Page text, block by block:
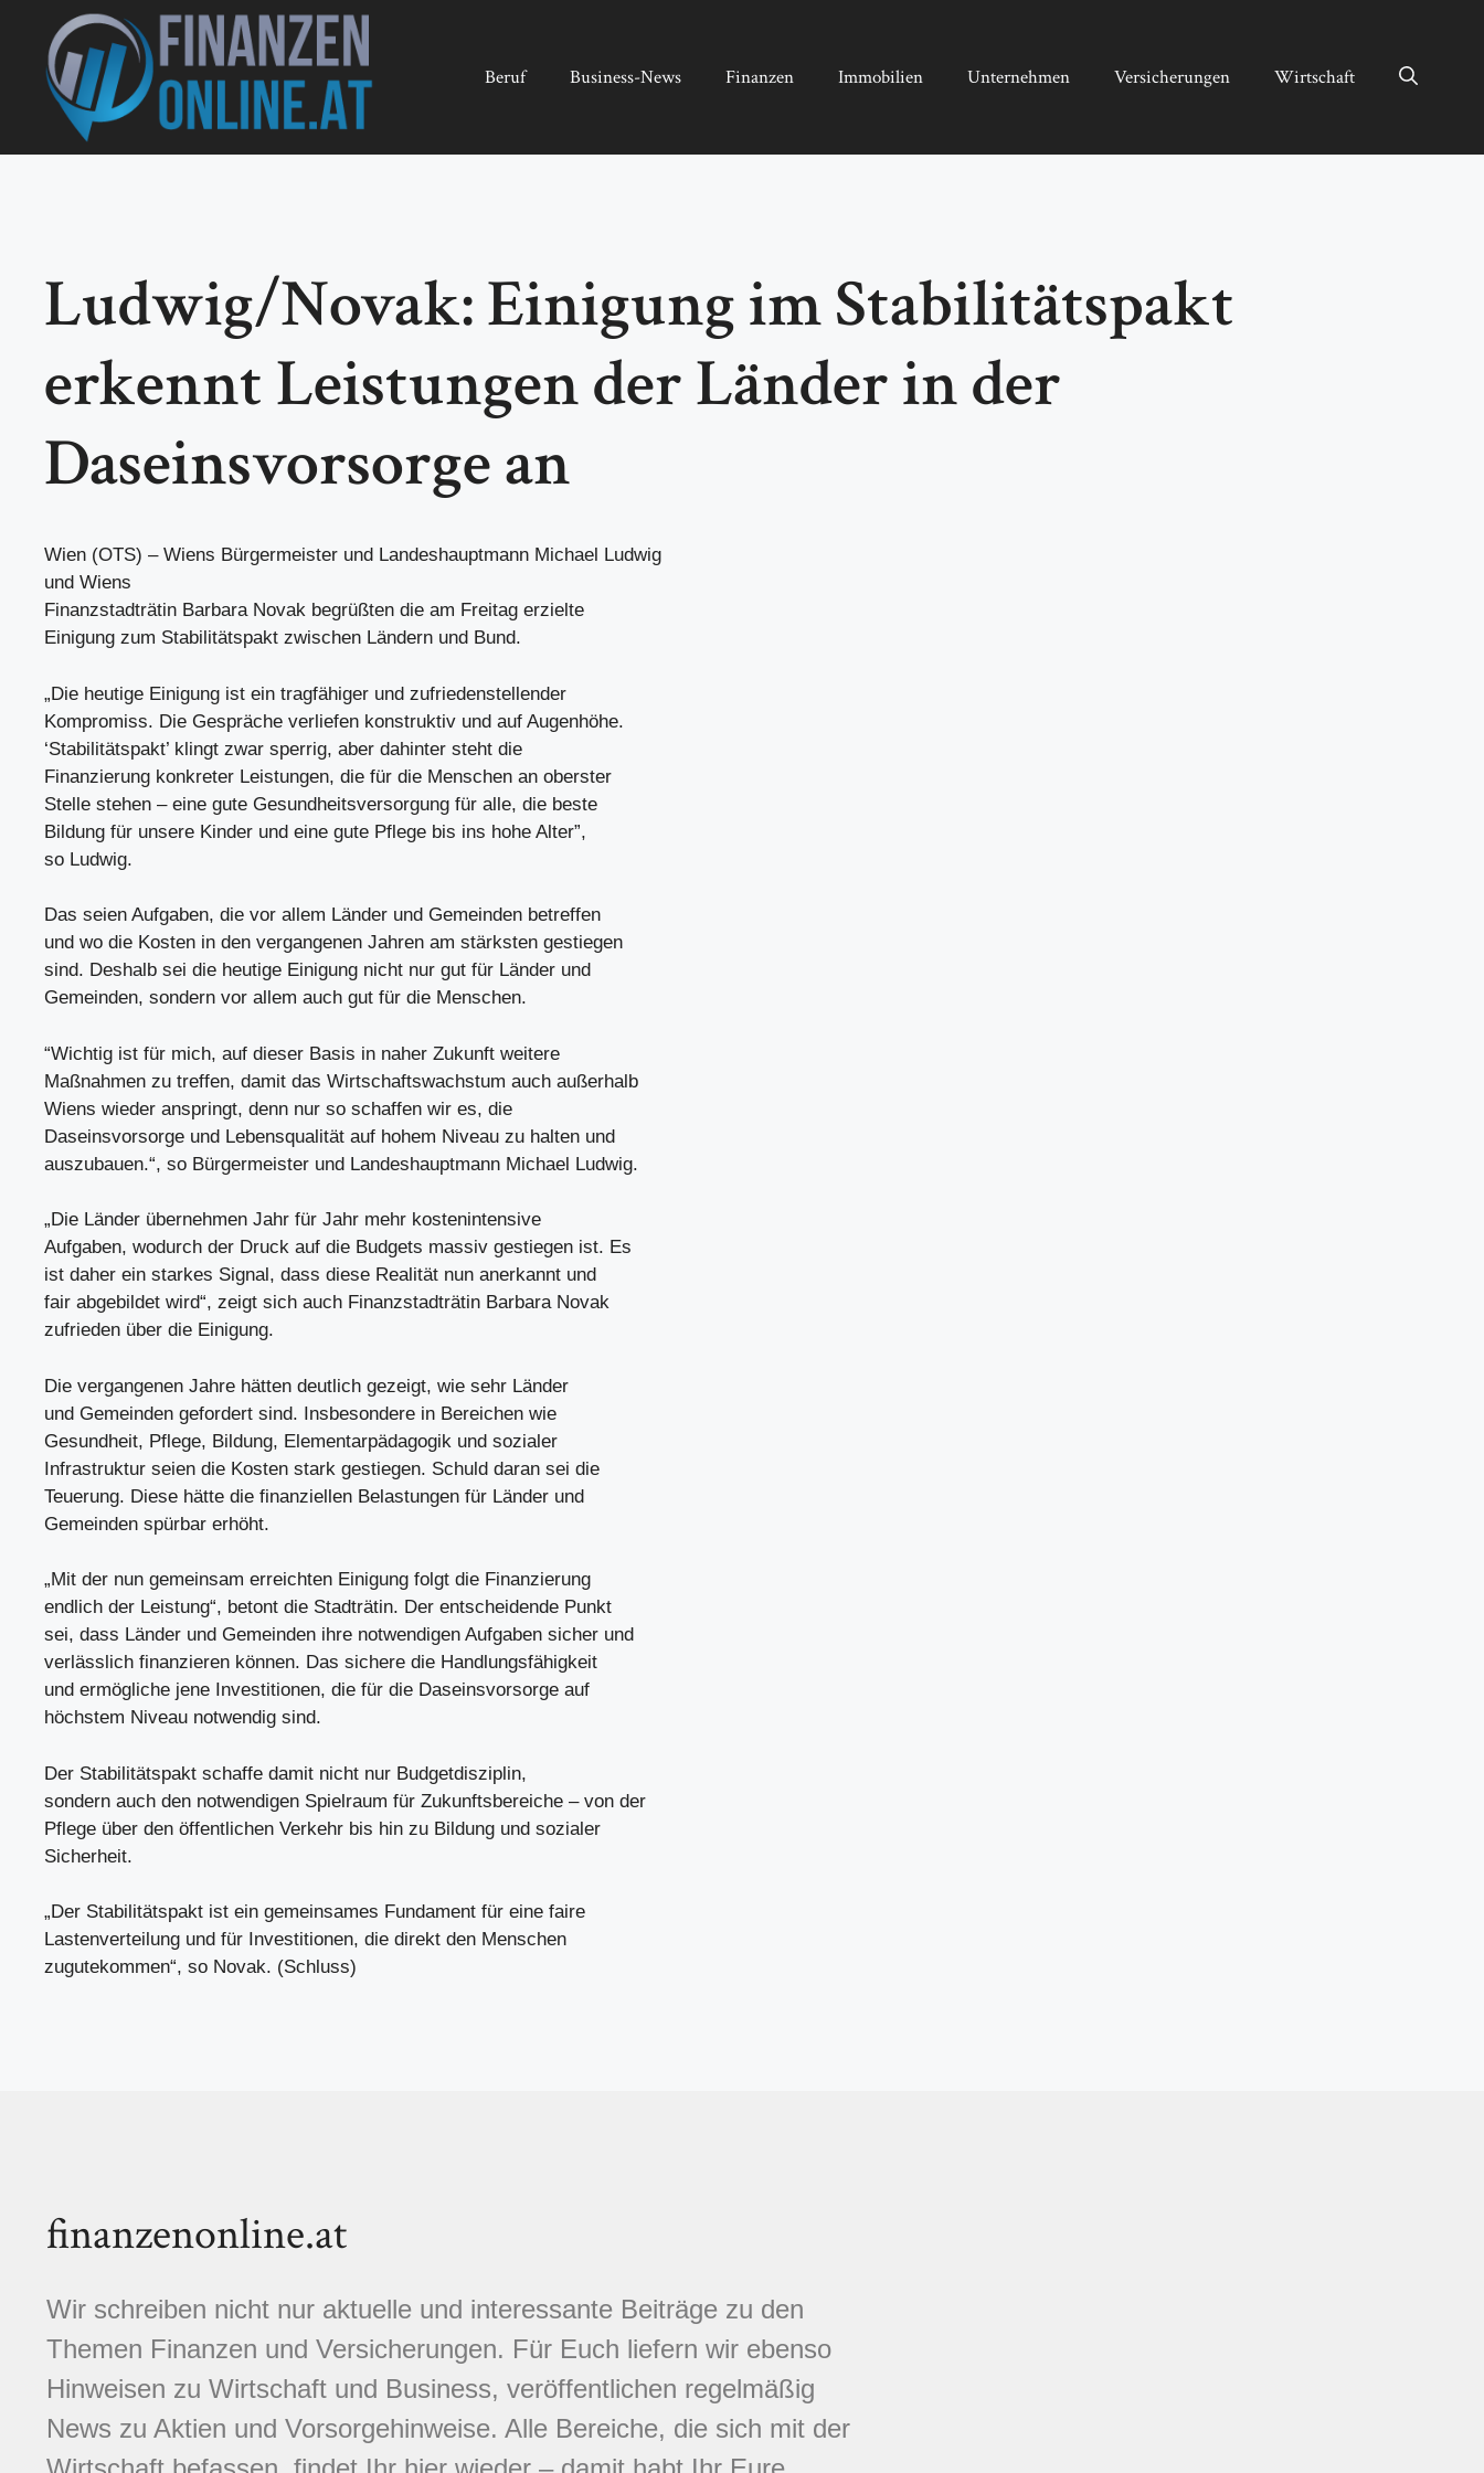
springen
Beruf Business-News Finanzen Immobilien Unternehmen Versicherungen Wirtschaft
Ludwig/Novak: Einigung im Stabilitätspakt
erkennt Leistungen der Länder in der
Daseinsvorsorge an
Wien (OTS) – Wiens Bürgermeister und Landeshauptmann Michael Ludwig
und Wiens
Finanzstadträtin Barbara Novak begrüßten die am Freitag erzielte
Einigung zum Stabilitätspakt zwischen Ländern und Bund.
„Die heutige Einigung ist ein tragfähiger und zufriedenstellender
Kompromiss. Die Gespräche verliefen konstruktiv und auf Augenhöhe.
‘Stabilitätspakt’ klingt zwar sperrig, aber dahinter steht die
Finanzierung konkreter Leistungen, die für die Menschen an oberster
Stelle stehen – eine gute Gesundheitsversorgung für alle, die beste
Bildung für unsere Kinder und eine gute Pflege bis ins hohe Alter”,
so Ludwig.
Das seien Aufgaben, die vor allem Länder und Gemeinden betreffen
und wo die Kosten in den vergangenen Jahren am stärksten gestiegen
sind. Deshalb sei die heutige Einigung nicht nur gut für Länder und
Gemeinden, sondern vor allem auch gut für die Menschen.
“Wichtig ist für mich, auf dieser Basis in naher Zukunft weitere
Maßnahmen zu treffen, damit das Wirtschaftswachstum auch außerhalb
Wiens wieder anspringt, denn nur so schaffen wir es, die
Daseinsvorsorge und Lebensqualität auf hohem Niveau zu halten und
auszubauen.“, so Bürgermeister und Landeshauptmann Michael Ludwig.
„Die Länder übernehmen Jahr für Jahr mehr kostenintensive
Aufgaben, wodurch der Druck auf die Budgets massiv gestiegen ist. Es
ist daher ein starkes Signal, dass diese Realität nun anerkannt und
fair abgebildet wird“, zeigt sich auch Finanzstadträtin Barbara Novak
zufrieden über die Einigung.
Die vergangenen Jahre hätten deutlich gezeigt, wie sehr Länder
und Gemeinden gefordert sind. Insbesondere in Bereichen wie
Gesundheit, Pflege, Bildung, Elementarpädagogik und sozialer
Infrastruktur seien die Kosten stark gestiegen. Schuld daran sei die
Teuerung. Diese hätte die finanziellen Belastungen für Länder und
Gemeinden spürbar erhöht.
„Mit der nun gemeinsam erreichten Einigung folgt die Finanzierung
endlich der Leistung“, betont die Stadträtin. Der entscheidende Punkt
sei, dass Länder und Gemeinden ihre notwendigen Aufgaben sicher und
verlässlich finanzieren können. Das sichere die Handlungsfähigkeit
und ermögliche jene Investitionen, die für die Daseinsvorsorge auf
höchstem Niveau notwendig sind.
Der Stabilitätspakt schaffe damit nicht nur Budgetdisziplin,
sondern auch den notwendigen Spielraum für Zukunftsbereiche – von der
Pflege über den öffentlichen Verkehr bis hin zu Bildung und sozialer
Sicherheit.
„Der Stabilitätspakt ist ein gemeinsames Fundament für eine faire
Lastenverteilung und für Investitionen, die direkt den Menschen
zugutekommen“, so Novak. (Schluss)
finanzenonline.at
Wir schreiben nicht nur aktuelle und interessante Beiträge zu den
Themen Finanzen und Versicherungen. Für Euch liefern wir ebenso
Hinweisen zu Wirtschaft und Business, veröffentlichen regelmäßig
News zu Aktien und Vorsorgehinweise. Alle Bereiche, die sich mit der